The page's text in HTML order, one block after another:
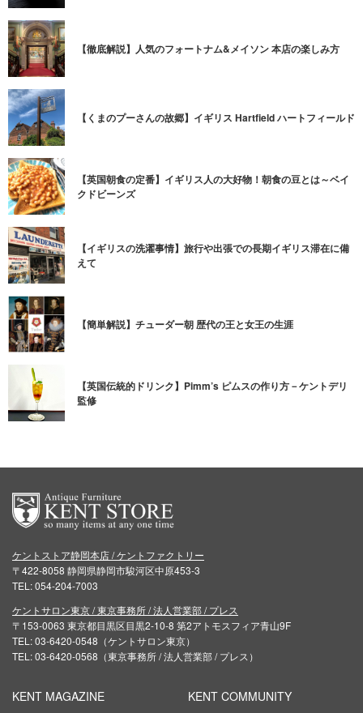
【徹底解説】人気のフォートナム&メイソン 本店の楽しみ方
【くまのプーさんの故郷】イギリス Hartfield ハートフィールド
【英国朝食の定番】イギリス人の大好物！朝食の豆とは～ベイ
クドビーンズ
【イギリスの洗濯事情】旅行や出張での長期イギリス滞在に備
えて
【簡単解説】チューダー朝 歴代の王と女王の生涯
【英国伝統的ドリンク】Pimm’s ピムスの作り方－ケントデリ
監修
ケントストア静岡本店 / ケントファクトリー
〒422-8058 静岡県静岡市駿河区中原453-3
TEL: 054-204-7003
ケントサロン東京 / 東京事務所 / 法人営業部 / プレス
〒153-0063 東京都目黒区目黒2-10-8 第2アトモスフィア青山9F
TEL: 03-6420-0548（ケントサロン東京）
TEL: 03-6420-0568（東京事務所 / 法人営業部 / プレス）
KENT MAGAZINE KENT COMMUNITY